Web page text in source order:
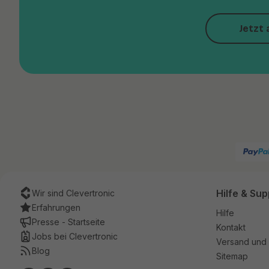
Jetzt
Wir sind Clevertronic
Erfahrungen
Presse - Startseite
Jobs bei Clevertronic
Blog
Hilfe &
Hilfe
Kontakt
Versand
Sitemap